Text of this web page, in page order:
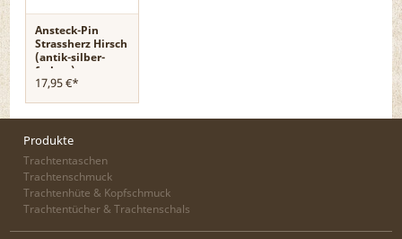
Ansteck-Pin
Strassherz Hirsch
(antik-silber-
farben)
17,95 €*
Produkte
Trachtentaschen
Trachtenschmuck
Trachtenhüte & Kopfschmuck
Trachtentücher & Trachtenschals